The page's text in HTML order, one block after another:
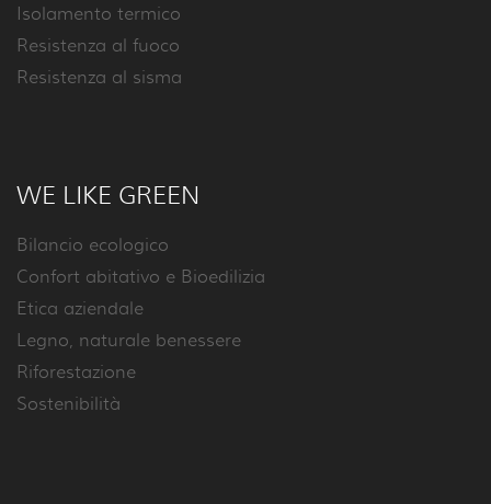
Isolamento termico
Resistenza al fuoco
Resistenza al sisma
WE LIKE GREEN
Bilancio ecologico
Confort abitativo e Bioedilizia
Etica aziendale
Legno, naturale benessere
Riforestazione
Sostenibilità